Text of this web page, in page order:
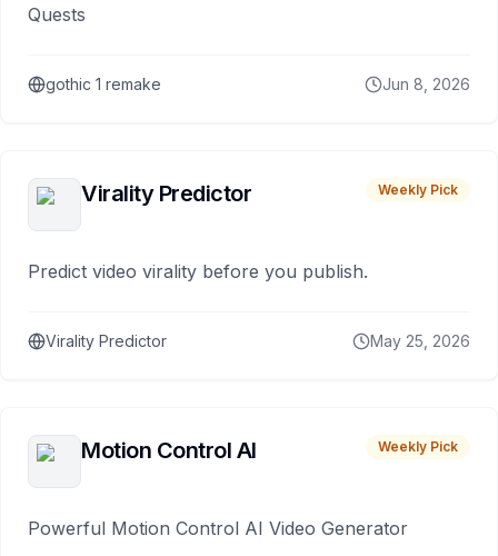
Quests
gothic 1 remake Jun 8, 2026
Virality Predictor Weekly Pick
Predict video virality before you publish.
Virality Predictor May 25, 2026
Motion Control AI Weekly Pick
Powerful Motion Control AI Video Generator